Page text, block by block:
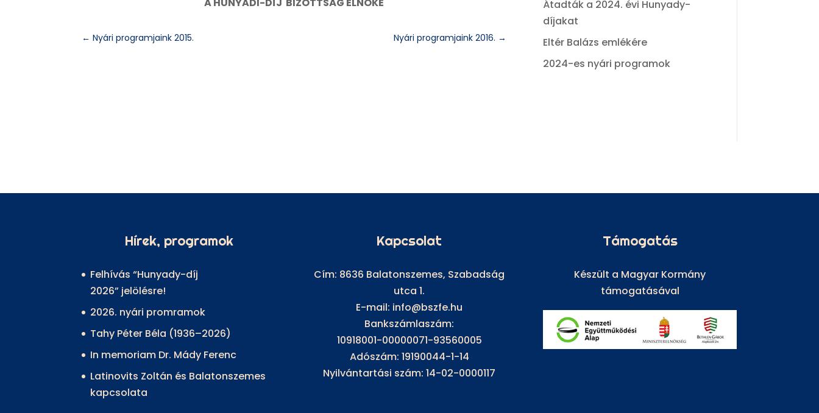
A HUNYADI-DÍJ BIZOTTSÁG ELNÖKE
←Nyári programjaink 2015. Nyári programjaink 2016. →
Átadták a 2024. évi Hunyady-
díjakat
Eltér Balázs emlékére
2024-es nyári programok
Hírek, programok
Felhívás “Hunyady-díj
2026” jelölésre!
2026. nyári promramok
Tahy Péter Béla (1936–2026)
In memoriam Dr. Mády Ferenc
Latinovits Zoltán és Balatonszemes
kapcsolata
Kapcsolat
Cím: 8636 Balatonszemes, Szabadság
utca 1.
E-mail: info@bszfe.hu
Bankszámlaszám:
10918001-00000071-93560005
Adószám: 19190044-1-14
Nyilvántartási szám: 14-02-0000117
Támogatás
Készült a Magyar Kormány
támogatásával